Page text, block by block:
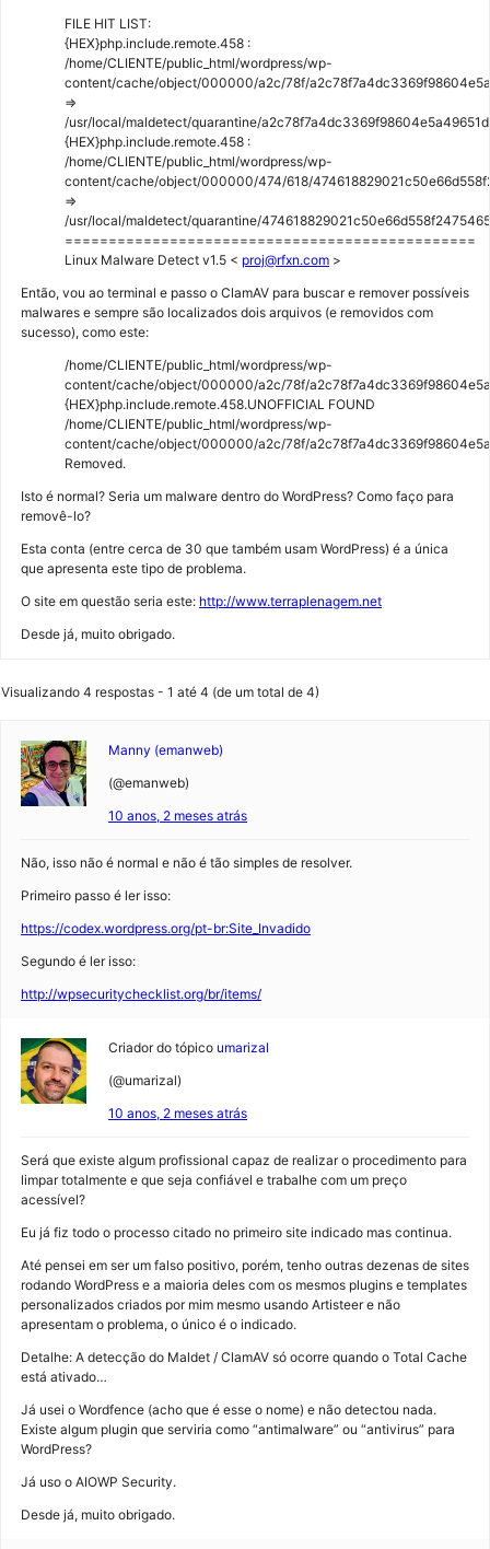
FILE HIT LIST:
{HEX}php.include.remote.458 :
/home/CLIENTE/public_html/wordpress/wp-
content/cache/object/000000/a2c/78f/
=>
/usr/local/maldetect/quarantine/
{HEX}php.include.remote.458 :
/home/CLIENTE/public_html/wordpress/wp-
content/cache/object/000000/474/618/
=>
/usr/local/maldetect/quarantine/
===============================================
Linux Malware Detect v1.5 < proj@rfxn.com >
Então, vou ao terminal e passo o ClamAV para buscar e remover possíveis
malwares e sempre são localizados dois arquivos (e removidos com
sucesso), como este:
/home/CLIENTE/public_html/wordpress/wp-
content/cache/object/000000/a2c/78f/
{HEX}php.include.remote.458.UNOFFICIAL FOUND
/home/CLIENTE/public_html/wordpress/wp-
content/cache/object/000000/a2c/78f/
Removed.
Isto é normal? Seria um malware dentro do WordPress? Como faço para
removê-lo?
Esta conta (entre cerca de 30 que também usam WordPress) é a única
que apresenta este tipo de problema.
O site em questão seria este: http://www.terraplenagem.net
Desde já, muito obrigado.
Visualizando 4 respostas - 1 até 4 (de um total de 4)
Manny (emanweb)
(@emanweb)
10 anos, 2 meses atrás
Não, isso não é normal e não é tão simples de resolver.
Primeiro passo é ler isso:
https://codex.wordpress.org/pt-br:Site_Invadido
Segundo é ler isso:
http://wpsecuritychecklist.org/br/items/
Criador do tópico umarizal
(@umarizal)
10 anos, 2 meses atrás
Será que existe algum profissional capaz de realizar o procedimento para
limpar totalmente e que seja confiável e trabalhe com um preço
acessível?
Eu já fiz todo o processo citado no primeiro site indicado mas continua.
Até pensei em ser um falso positivo, porém, tenho outras dezenas de sites
rodando WordPress e a maioria deles com os mesmos plugins e templates
personalizados criados por mim mesmo usando Artisteer e não
apresentam o problema, o único é o indicado.
Detalhe: A detecção do Maldet / ClamAV só ocorre quando o Total Cache
está ativado…
Já usei o Wordfence (acho que é esse o nome) e não detectou nada.
Existe algum plugin que serviria como “antimalware” ou “antivirus” para
WordPress?
Já uso o AIOWP Security.
Desde já, muito obrigado.